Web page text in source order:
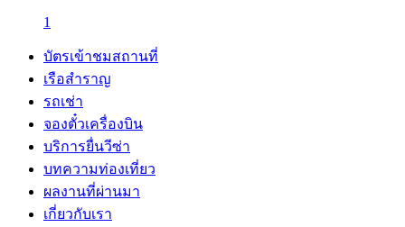
1
บัตรเข้าชมสถานที่
เรือสำราญ
รถเช่า
จองตั๋วเครื่องบิน
บริการยื่นวีซ่า
บทความท่องเที่ยว
ผลงานที่ผ่านมา
เกี่ยวกับเรา